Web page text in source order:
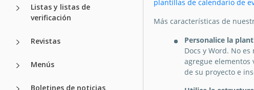
Listas y listas de
verificación
Revistas
Menús
Boletines de noticias
plantillas de calendario de
Más características de
Personalice la
Docs y Word. No
agregue elementos
de su proyecto e